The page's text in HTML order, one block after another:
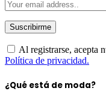
Al registrarse, acepta
Política de privacidad.
¿Qué está de moda?